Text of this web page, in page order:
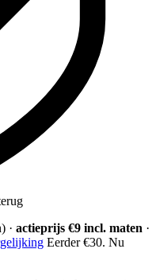
· actieprijs €9 incl. maten ·
Eerder €30. Nu